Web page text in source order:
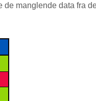
de manglende data fra